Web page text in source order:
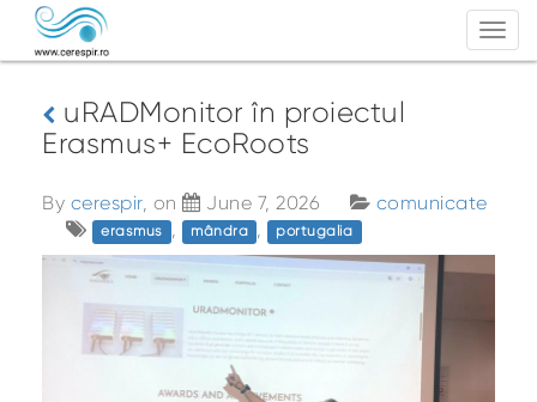
uRADMonitor în proiectul
Erasmus+ EcoRoots
By cerespir, on June 7, 2026 comunicate
erasmus , mândra , portugalia